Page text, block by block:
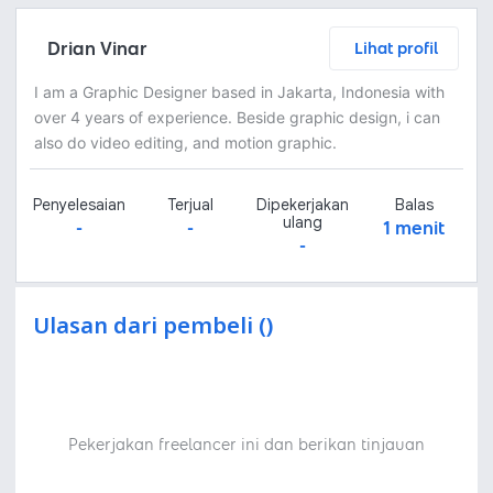
Drian Vinar Lihat profil
I am a Graphic Designer based in Jakarta, Indonesia with
over 4 years of experience. Beside graphic design, i can
also do video editing, and motion graphic.
Penyelesaian
-
Terjual
-
Dipekerjakan
ulang
-
Balas
1 menit
Ulasan dari pembeli ()
Pekerjakan freelancer ini dan berikan tinjauan